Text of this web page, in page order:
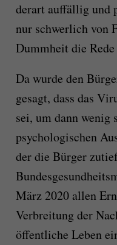
derart auffällig und
nur schwerlich von
Dummheit die
Da wurde den
gesagt, dass das
sei, um dann wenig
psychologischen
der die Bürger
März 2020 allen
Verbreitung der
öffentliche Leben